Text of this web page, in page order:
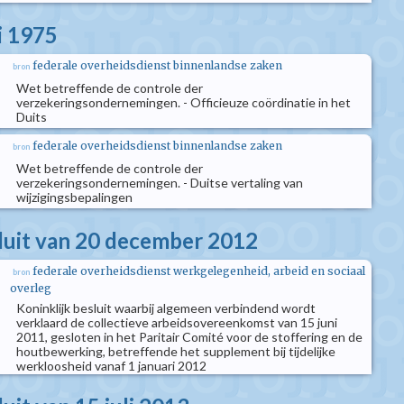
1975
bron federale overheidsdienst binnenlandse zaken
Wet betreffende de controle der
verzekeringsondernemingen. - Officieuze coördinatie in het
Duits
bron federale overheidsdienst binnenlandse zaken
Wet betreffende de controle der
verzekeringsondernemingen. - Duitse vertaling van
wijzigingsbepalingen
van 20 december 2012
bron federale overheidsdienst werkgelegenheid, arbeid en sociaal
overleg
Koninklijk besluit waarbij algemeen verbindend wordt
verklaard de collectieve arbeidsovereenkomst van 15 juni
2011, gesloten in het Paritair Comité voor de stoffering en de
houtbewerking, betreffende het supplement bij tijdelijke
werkloosheid vanaf 1 januari 2012